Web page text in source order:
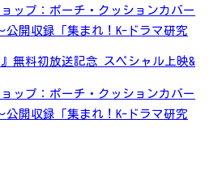
ップ：ポーチ・クッションカバー
公開収録「集まれ！K-ドラマ研究
無料初放送記念 スペシャル上映&
ップ：ポーチ・クッションカバー
公開収録「集まれ！K-ドラマ研究